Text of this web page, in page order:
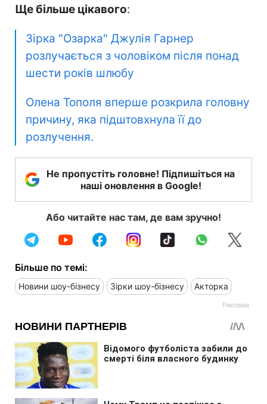
Ще більше цікавого:
Зірка "Озарка" Джулія Гарнер
розлучається з чоловіком після понад
шести років шлюбу
Олена Тополя вперше розкрила головну
причину, яка підштовхнула її до
розлучення.
Не пропустіть головне! Підпишіться на
наші оновлення в Google!
Або читайте нас там, де вам зручно!
Більше по темі:
Новини шоу-бізнесу Зірки шоу-бізнесу Акторка